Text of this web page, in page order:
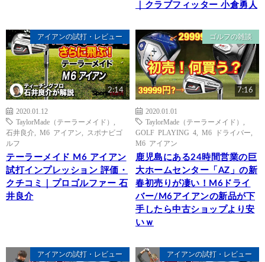
｜クラブフィッター 小倉勇人
アイアンの試打・レビュー
2:14
2020.01.12
TaylorMade（テーラーメイド）
石井良介
M6 アイアン
スポナビゴ
ルフ
テーラーメイド M6 アイアン
試打インプレッション 評価・
クチコミ｜プロゴルファー 石
井良介
ゴルフの雑談
7:16
2020.01.01
TaylorMade（テーラーメイド）
GOLF PLAYING 4
M6 ドライバー
M6 アイアン
鹿児島にある24時間営業の巨
大ホームセンター「AZ」の新
春初売りが凄い！M6ドライ
バー/M6アイアンの新品が下
手したら中古ショップより安
いｗ
アイアンの試打・レビュー アイアンの試打・レビュー